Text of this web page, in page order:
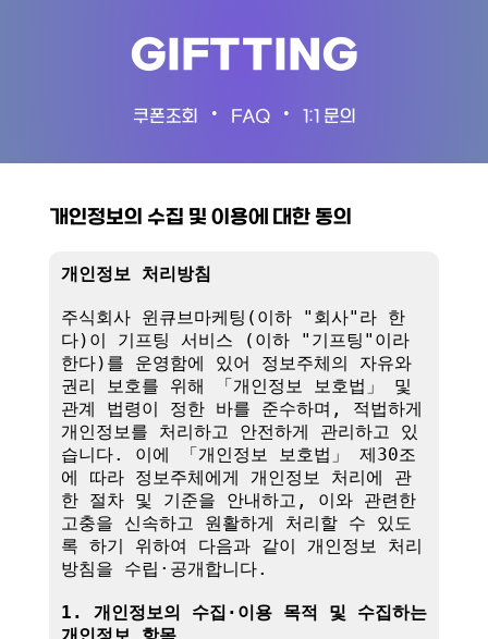
GIFTTING
쿠폰조회 • FAQ • 1:1 문의
개인정보의 수집 및 이용에 대한 동의
개인정보 처리방침
주식회사 윈큐브마케팅(이하 "회사"라 한
다)이 기프팅 서비스 (이하 "기프팅"이라
한다)를 운영함에 있어 정보주체의 자유와
권리 보호를 위해 「개인정보 보호법」 및
관계 법령이 정한 바를 준수하며, 적법하게
개인정보를 처리하고 안전하게 관리하고 있
습니다. 이에 「개인정보 보호법」 제30조
에 따라 정보주체에게 개인정보 처리에 관
한 절차 및 기준을 안내하고, 이와 관련한
고충을 신속하고 원활하게 처리할 수 있도
록 하기 위하여 다음과 같이 개인정보 처리
방침을 수립·공개합니다.
1. 개인정보의 수집·이용 목적 및 수집하는